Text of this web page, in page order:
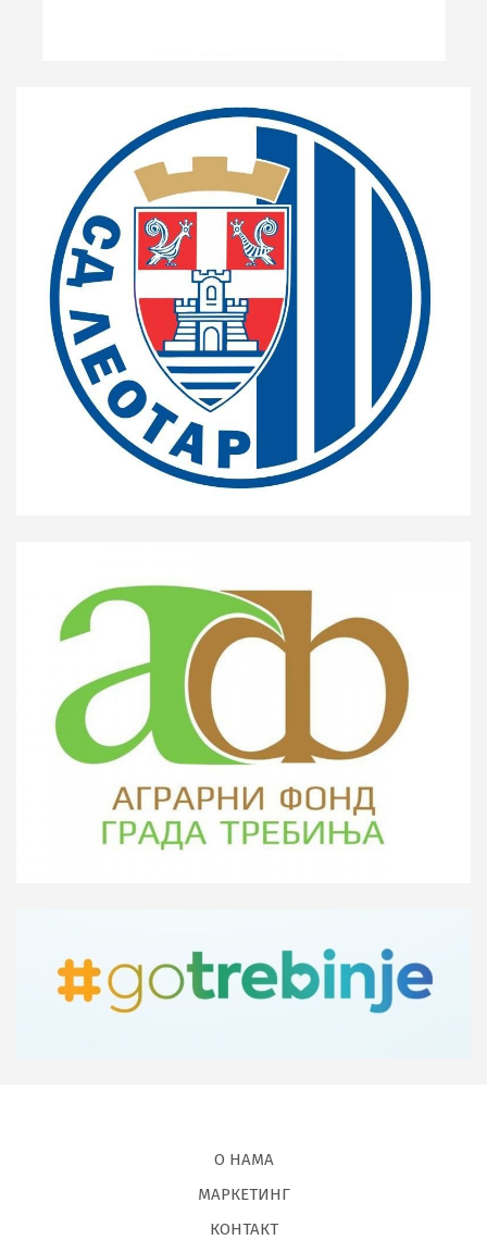
О НАМА
МАРКЕТИНГ
КОНТАКТ